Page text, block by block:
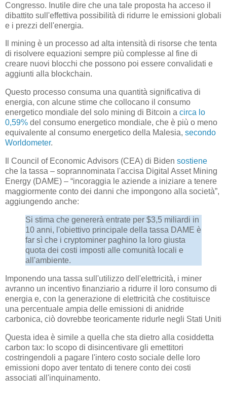
Congresso. Inutile dire che una tale proposta ha acceso il
dibattito sull'effettiva possibilità di ridurre le emissioni globali
e i prezzi dell'energia.
Il mining è un processo ad alta intensità di risorse che tenta
di risolvere equazioni sempre più complesse al fine di
creare nuovi blocchi che possono poi essere convalidati e
aggiunti alla blockchain.
Questo processo consuma una quantità significativa di
energia, con alcune stime che collocano il consumo
energetico mondiale del solo mining di Bitcoin a circa lo
0,59% del consumo energetico mondiale, che è più o meno
equivalente al consumo energetico della Malesia, secondo
Worldometer.
Il Council of Economic Advisors (CEA) di Biden sostiene
che la tassa – soprannominata l'accisa Digital Asset Mining
Energy (DAME) – “incoraggia le aziende a iniziare a tenere
maggiormente conto dei danni che impongono alla società”,
aggiungendo anche:
Si stima che genererà entrate per $3,5 miliardi in
10 anni, l'obiettivo principale della tassa DAME è
far sì che i cryptominer paghino la loro giusta
quota dei costi imposti alle comunità locali e
all'ambiente.
Imponendo una tassa sull'utilizzo dell'elettricità, i miner
avranno un incentivo finanziario a ridurre il loro consumo di
energia e, con la generazione di elettricità che costituisce
una percentuale ampia delle emissioni di anidride
carbonica, ciò dovrebbe teoricamente ridurle negli Stati Uniti
Questa idea è simile a quella che sta dietro alla cosiddetta
carbon tax: lo scopo di disincentivare gli emettitori
costringendoli a pagare l'intero costo sociale delle loro
emissioni dopo aver tentato di tenere conto dei costi
associati all'inquinamento.